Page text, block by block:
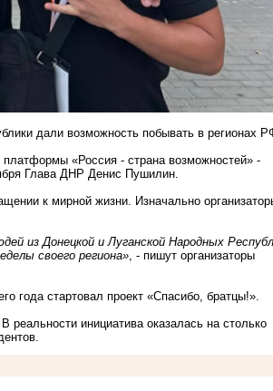
дали возможность побывать в регионах
«Россия - страна возможностей» -
Глава ДНР Денис Пушилин.
к мирной жизни. Изначально
из Донецкой и Луганской Народных
своего региона» , - пишут организаторы
года стартовал проект «Спасибо, братцы!».
реальности инициатива оказалась на столько